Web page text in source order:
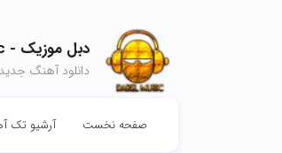
دبل موزیک - DabelMusic
دانلود آهنگ
صفحه نخست آرشیو تک